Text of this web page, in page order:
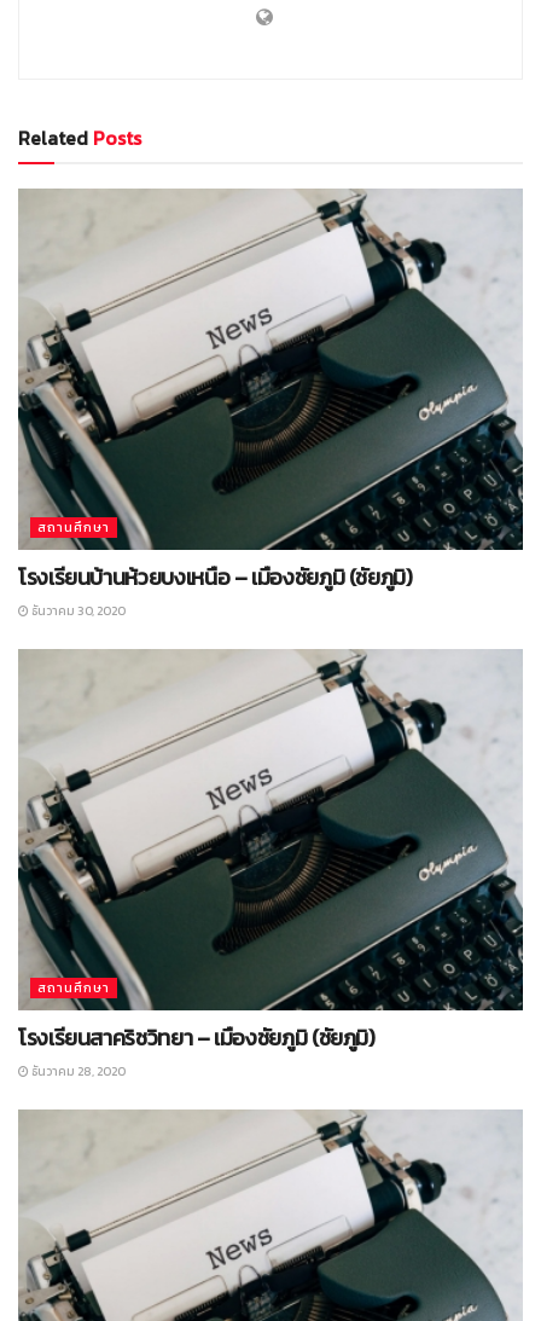
Related Posts
สถานศึกษา
โรงเรียนบ้านห้วยบงเหนือ – เมืองชัยภูมิ (ชัยภูมิ)
ธันวาคม 30, 2020
สถานศึกษา
โรงเรียนสาคริชวิทยา – เมืองชัยภูมิ (ชัยภูมิ)
ธันวาคม 28, 2020